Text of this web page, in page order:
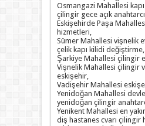
Osmangazi Mahallesi
çilingir gece açık
Eskişehirde Paşa
hizmetleri,
Sümer Mahallesi vişnelik
çelik kapı kilidi değiştirme,
Şarkiye Mahallesi çilingir
Vişnelik Mahallesi çilingir
eskişehir,
Vadişehir Mahallesi
Yenidoğan Mahallesi
yenidoğan çilingir
Yenikent Mahallesi en
diş hastanes cvarı çilingir